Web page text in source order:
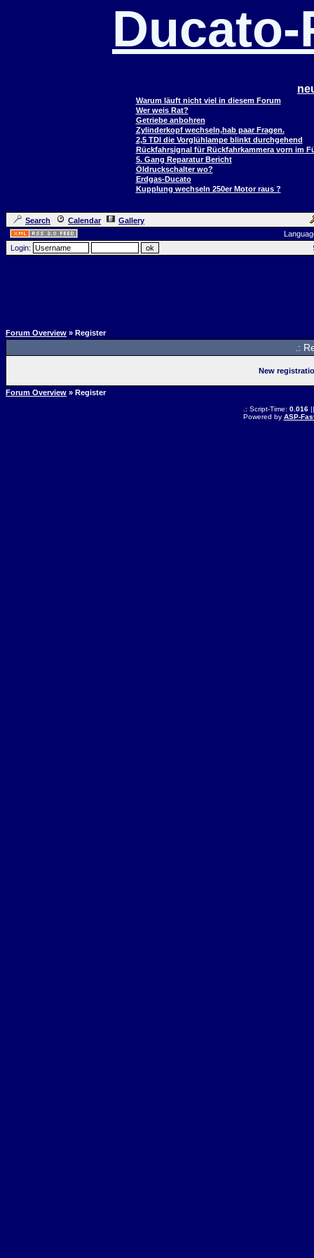
Warum läuft nicht viel in diesem Forum
Wer weis Rat?
Getriebe anbohren
Zylinderkopf wechseln,hab paar Fragen.
2,5 TDI die Vorglühlampe blinkt durchgehend
Rückfahrsignal für Rückfahrkammera vorn im
5. Gang Reparatur Bericht
Öldruckschalter wo?
Erdgas-Ducato
Kupplung wechseln 250er Motor raus ?
Search Calendar
Gallery
Login:
Forum Overview » Register
.:
New
Forum Overview » Register
.: Script-Time: 0.016||
Powered by ASP-